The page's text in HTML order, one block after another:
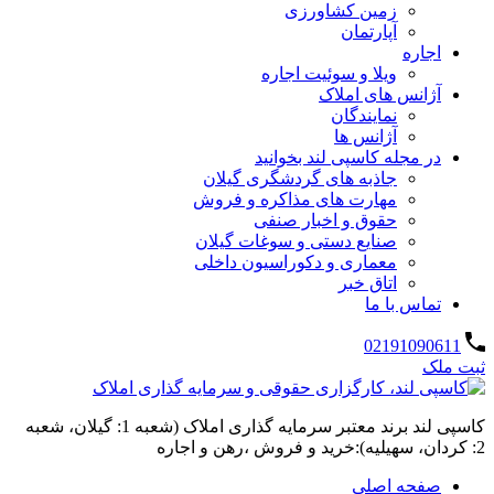
زمین کشاورزی
آپارتمان
اجاره
ویلا و سوئیت اجاره
آژانس های املاک
نمایندگان
آژانس ها
در مجله کاسپی لند بخوانید
جاذبه های گردشگری گیلان
مهارت های مذاکره و فروش
حقوق و اخبار صنفی
صنایع دستی و سوغات گیلان
معماری و دکوراسیون داخلی
اتاق خبر
تماس با ما
02191090611
ثبت ملک
کاسپی لند برند معتبر سرمایه گذاری املاک (شعبه 1: گیلان، شعبه
2: کردان، سهیلیه):خرید و فروش ،رهن و اجاره
صفحه اصلی